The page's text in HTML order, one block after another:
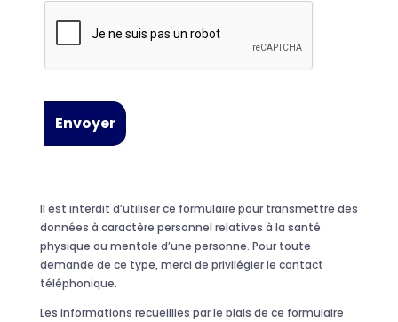
Il est interdit d’utiliser ce formulaire pour transmettre des
données à caractère personnel relatives à la santé
physique ou mentale d’une personne. Pour toute
demande de ce type, merci de privilégier le contact
téléphonique.
Les informations recueillies par le biais de ce formulaire